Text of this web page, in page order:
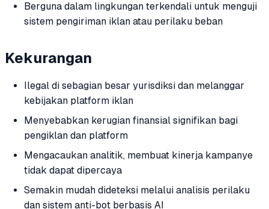
Berguna dalam lingkungan terkendali untuk menguji
sistem pengiriman iklan atau perilaku beban
Kekurangan
Ilegal di sebagian besar yurisdiksi dan melanggar
kebijakan platform iklan
Menyebabkan kerugian finansial signifikan bagi
pengiklan dan platform
Mengacaukan analitik, membuat kinerja kampanye
tidak dapat dipercaya
Semakin mudah dideteksi melalui analisis perilaku
dan sistem anti-bot berbasis AI